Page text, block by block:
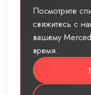
Посмотрите
свяжитесь с
вашему
время.